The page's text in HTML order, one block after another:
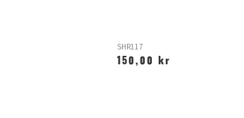
SHR117
150,00 kr